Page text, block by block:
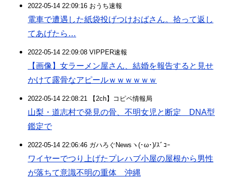
2022-05-14 22:09:16 おうち速報
電車で遭遇した紙袋投げつけおばさん。拾って返し
てあげたら…
2022-05-14 22:09:08 VIPPER速報
【画像】女ラーメン屋さん、結婚を報告すると見せ
かけて露骨なアピールｗｗｗｗｗｗ
2022-05-14 22:08:21 【2ch】コピペ情報局
山梨・道志村で発見の骨、不明女児と断定 DNA型
鑑定で
2022-05-14 22:06:46 ガハろぐNewsヽ(･ω･)/ｽﾞｺｰ
ワイヤーでつり上げたプレハブ小屋の屋根から男性
が落ちて意識不明の重体 沖縄